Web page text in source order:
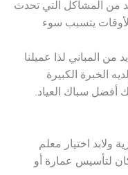
من المشاكل التي تحدث
يتسبب سوء
من المباني لذا عميلنا
الخبرة الكبيرة
أفضل سباك العياد.
ولابد اختيار معلم
لتأسيس عمارة أو